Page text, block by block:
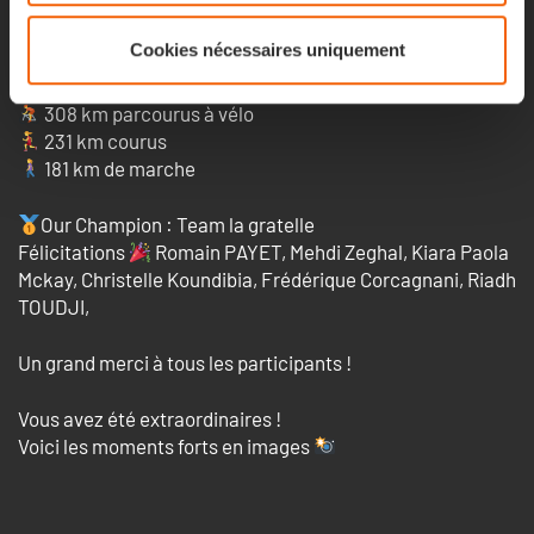
Cookies nécessaires uniquement
99 906 points gagnés
5 305 017 pas effectués
308 km parcourus à vélo
231 km courus
181 km de marche
Our Champion : Team la gratelle
Félicitations
Romain PAYET, Mehdi Zeghal, Kiara Paola
Mckay, Christelle Koundibia, Frédérique Corcagnani, Riadh
TOUDJI,
Un grand merci à tous les participants !
Vous avez été extraordinaires !
Voici les moments forts en images